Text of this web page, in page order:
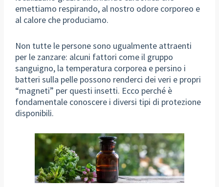
emettiamo respirando, al nostro odore corporeo e
al calore che produciamo.
Non tutte le persone sono ugualmente attraenti
per le zanzare: alcuni fattori come il gruppo
sanguigno, la temperatura corporea e persino i
batteri sulla pelle possono renderci dei veri e propri
“magneti” per questi insetti. Ecco perché è
fondamentale conoscere i diversi tipi di protezione
disponibili.